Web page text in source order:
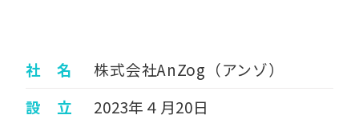
社 名
株式会社AnZog（アンゾ）
設 立
2023年４月20日